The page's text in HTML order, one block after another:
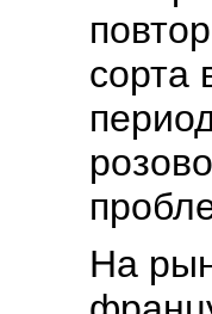
сорта
На